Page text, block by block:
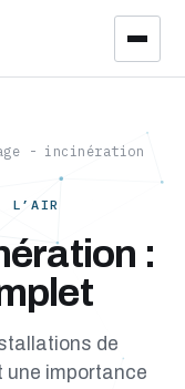
- incinération
L’AIR
:
de
une importance